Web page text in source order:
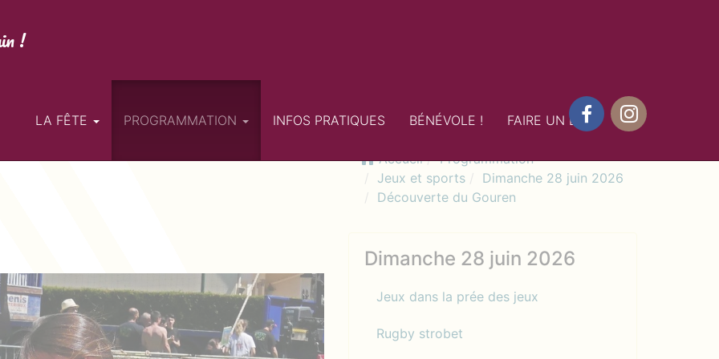
!
LA FÊTE PROGRAMMATION INFOS PRATIQUES BÉNÉVOLE !
FAIRE UN DON
Accueil
Programmation
Jeux et sports
Dimanche 28 juin 2026
Découverte du Gouren
Dimanche 28 juin 2026
Jeux dans la prée des jeux
Rugby strobet